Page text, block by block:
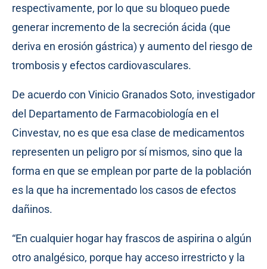
respectivamente, por lo que su bloqueo puede
generar incremento de la secreción ácida (que
deriva en erosión gástrica) y aumento del riesgo de
trombosis y efectos cardiovasculares.
De acuerdo con Vinicio Granados Soto, investigador
del Departamento de Farmacobiología en el
Cinvestav, no es que esa clase de medicamentos
representen un peligro por sí mismos, sino que la
forma en que se emplean por parte de la población
es la que ha incrementado los casos de efectos
dañinos.
“En cualquier hogar hay frascos de aspirina o algún
otro analgésico, porque hay acceso irrestricto y la